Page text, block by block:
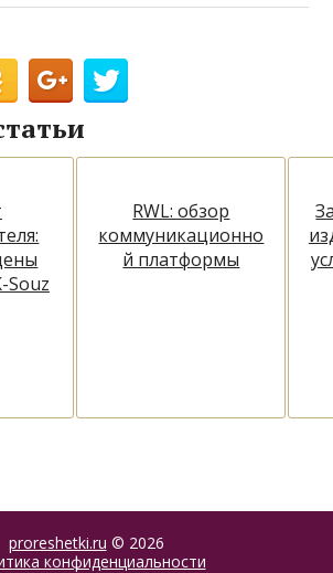
Souz
RWL: обзор
коммуникационно
й платформы
proreshetki.ru © 2026
конфиденциальности